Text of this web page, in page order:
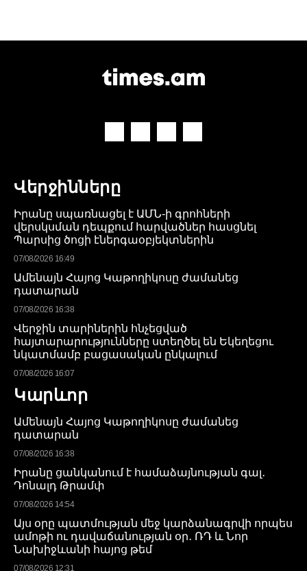
Վերջինները
Իրանը սպառնացել է ԱՄՆ-ի գրոհների
վերսկսման դեպքում հարվածներ հասցնել
Պարսից ծոցի էներգաօբյեկտներին
07/08/2026 16:49
Ամենայն Հայոց Կաթողիկոսը ժամանեց
դատարան
07/08/2026 16:38
Վերջին տարիներին հնչեցված
հայտարարությունները ստեղծել են Եկեղեցու
նկատմամբ բացասական ընկալում
07/08/2026 16:07
Կարևոր
Ամենայն Հայոց Կաթողիկոսը ժամանեց
դատարան
07/08/2026 16:38
Իրանը ցանկանում է համաձայնության գալ․
Դոնալդ Թրամփ
07/08/2026 14:54
Այս օրը պատմության մեջ կարձանագրվի որպես
ամոթի ու դավաճանության օր․ ՌԴ և Նոր
Նախիջևանի հայոց թեմ
07/08/2026 12:31